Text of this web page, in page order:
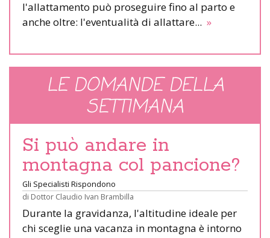
l'allattamento può proseguire fino al parto e
anche oltre: l'eventualità di allattare... »
LE DOMANDE DELLA
SETTIMANA
Si può andare in
montagna col pancione?
Gli Specialisti Rispondono
di Dottor Claudio Ivan Brambilla
Durante la gravidanza, l'altitudine ideale per
chi sceglie una vacanza in montagna è intorno